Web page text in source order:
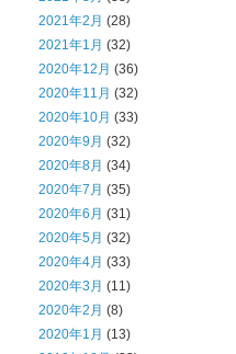
2021年2月 (28)
2021年1月 (32)
2020年12月 (36)
2020年11月 (32)
2020年10月 (33)
2020年9月 (32)
2020年8月 (34)
2020年7月 (35)
2020年6月 (31)
2020年5月 (32)
2020年4月 (33)
2020年3月 (11)
2020年2月 (8)
2020年1月 (13)